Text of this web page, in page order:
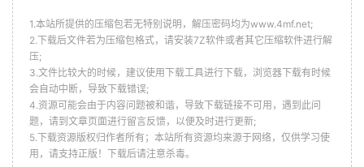
1.本站所提供的压缩包若无特别说明，解压密码均为www.4mf.net;
2.下载后文件若为压缩包格式，请安装7Z软件或者其它压缩软件进行解
压;
3.文件比较大的时候，建议使用下载工具进行下载，浏览器下载有时候
会自动中断，导致下载错误;
4.资源可能会由于内容问题被和谐，导致下载链接不可用，遇到此问
题，请到文章页面进行留言反馈，以便及时进行更新;
5.下载资源版权归作者所有；本站所有资源均来源于网络，仅供学习使
用，请支持正版！下载后请注意杀毒。